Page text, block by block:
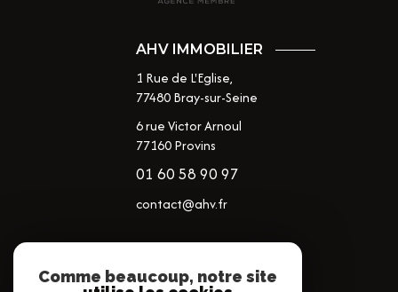
AHV IMMOBILIER
1 Rue de L'Eglise,
77480Bray-sur-Seine
6 rue Victor Arnoul
77160 Provins
01 60 58 90 97
contact@ahv.fr
NOS RÉSEAUX
Comme beaucoup, notre site